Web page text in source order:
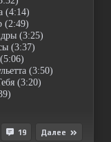
(4:14)
(2:49)
(3:25)
(3:37)
(3:50)
(3:20)
19 Далее